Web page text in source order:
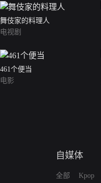
舞伎家的料理人
电视剧
461个便当
电影
自媒体
全部
Kpop